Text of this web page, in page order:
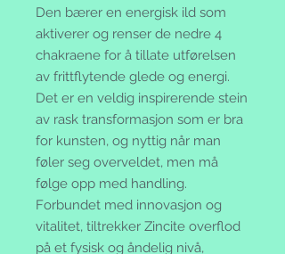
Den bærer en energisk ild som
aktiverer og renser de nedre 4
chakraene for å tillate utførelsen
av frittflytende glede og energi.
Det er en veldig inspirerende stein
av rask transformasjon som er bra
for kunsten, og nyttig når man
føler seg overveldet, men må
følge opp med handling.
Forbundet med innovasjon og
vitalitet, tiltrekker Zincite overflod
på et fysisk og åndelig nivå,